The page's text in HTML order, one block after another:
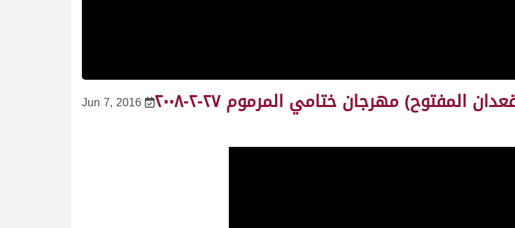
Jun 7, 2016 مكيف لـ صالح حمد القمرا المري (بندقية اللقايا قعدان المفتوح) مهرجان ختامي المرموم ٢٧-٢-٢٠٠٨